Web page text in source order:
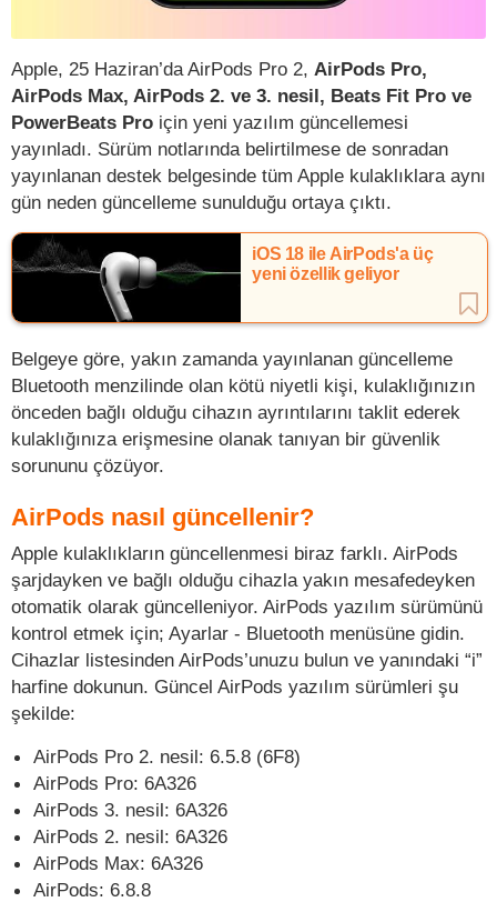
Apple, 25 Haziran’da AirPods Pro 2, AirPods Pro,
AirPods Max, AirPods 2. ve 3. nesil, Beats Fit Pro ve
PowerBeats Pro için yeni yazılım güncellemesi
yayınladı. Sürüm notlarında belirtilmese de sonradan
yayınlanan destek belgesinde tüm Apple kulaklıklara aynı
gün neden güncelleme sunulduğu ortaya çıktı.
iOS 18 ile AirPods'a üç
yeni özellik geliyor
Belgeye göre, yakın zamanda yayınlanan güncelleme
Bluetooth menzilinde olan kötü niyetli kişi, kulaklığınızın
önceden bağlı olduğu cihazın ayrıntılarını taklit ederek
kulaklığınıza erişmesine olanak tanıyan bir güvenlik
sorununu çözüyor.
AirPods nasıl güncellenir?
Apple kulaklıkların güncellenmesi biraz farklı. AirPods
şarjdayken ve bağlı olduğu cihazla yakın mesafedeyken
otomatik olarak güncelleniyor. AirPods yazılım sürümünü
kontrol etmek için; Ayarlar - Bluetooth menüsüne gidin.
Cihazlar listesinden AirPods’unuzu bulun ve yanındaki “i”
harfine dokunun. Güncel AirPods yazılım sürümleri şu
şekilde:
AirPods Pro 2. nesil: 6.5.8 (6F8)
AirPods Pro: 6A326
AirPods 3. nesil: 6A326
AirPods 2. nesil: 6A326
AirPods Max: 6A326
AirPods: 6.8.8